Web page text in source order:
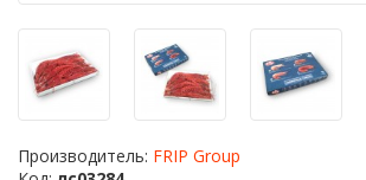
Производитель: FRIP Group